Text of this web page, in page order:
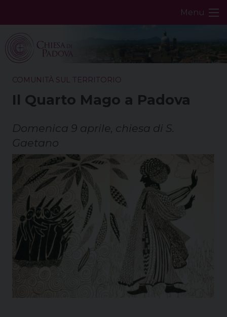
Menu
COMUNITÀ SUL TERRITORIO
Il Quarto Mago a Padova
Domenica 9 aprile, chiesa di S.
Gaetano